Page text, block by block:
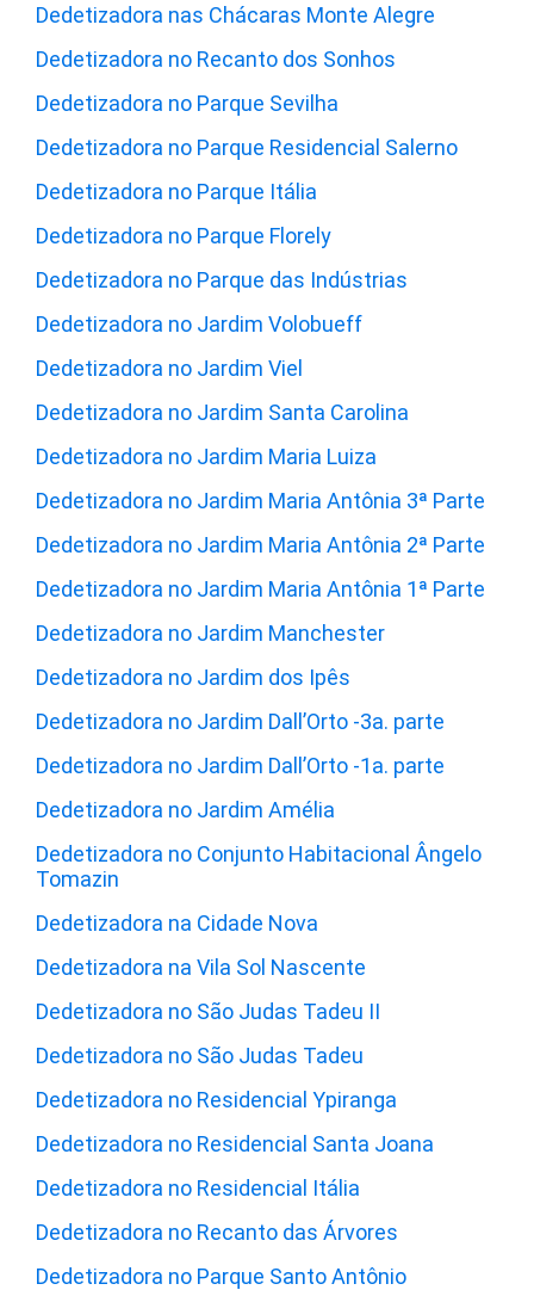
Dedetizadora nas Chácaras Monte Alegre
Dedetizadora no Recanto dos Sonhos
Dedetizadora no Parque Sevilha
Dedetizadora no Parque Residencial Salerno
Dedetizadora no Parque Itália
Dedetizadora no Parque Florely
Dedetizadora no Parque das Indústrias
Dedetizadora no Jardim Volobueff
Dedetizadora no Jardim Viel
Dedetizadora no Jardim Santa Carolina
Dedetizadora no Jardim Maria Luiza
Dedetizadora no Jardim Maria Antônia 3ª Parte
Dedetizadora no Jardim Maria Antônia 2ª Parte
Dedetizadora no Jardim Maria Antônia 1ª Parte
Dedetizadora no Jardim Manchester
Dedetizadora no Jardim dos Ipês
Dedetizadora no Jardim Dall’Orto -3a. parte
Dedetizadora no Jardim Dall’Orto -1a. parte
Dedetizadora no Jardim Amélia
Dedetizadora no Conjunto Habitacional Ângelo
Tomazin
Dedetizadora na Cidade Nova
Dedetizadora na Vila Sol Nascente
Dedetizadora no São Judas Tadeu II
Dedetizadora no São Judas Tadeu
Dedetizadora no Residencial Ypiranga
Dedetizadora no Residencial Santa Joana
Dedetizadora no Residencial Itália
Dedetizadora no Recanto das Árvores
Dedetizadora no Parque Santo Antônio